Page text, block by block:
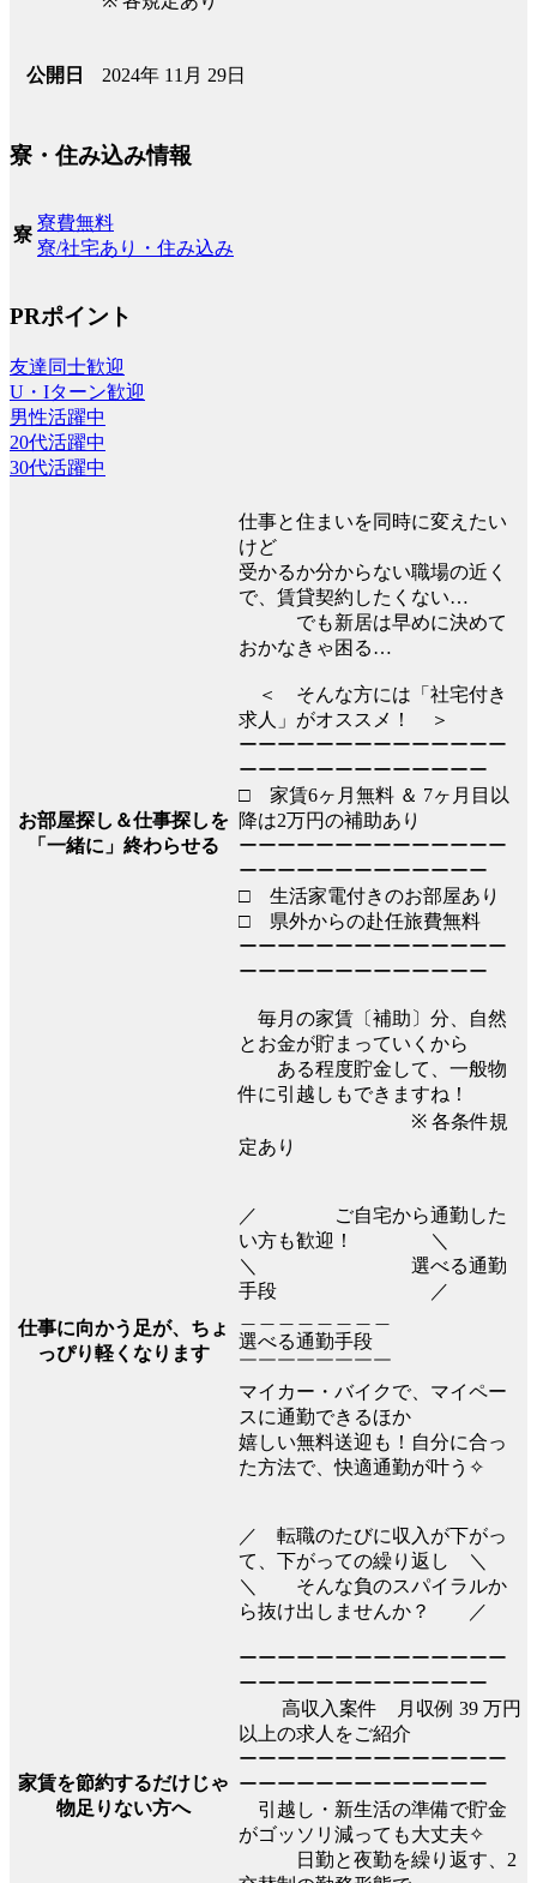
公開日 2024年 11月 29日
寮・住み込み情報
寮
寮費無料
寮/社宅あり・住み込み
PRポイント
友達同士歓迎
U・Iターン歓迎
男性活躍中
20代活躍中
30代活躍中
お部屋探し＆仕事探しを
「一緒に」終わらせる
仕事と住まいを同時に変えたい
けど
受かるか分からない職場の近く
で、賃貸契約したくない…
でも新居は早めに決めて
おかなきゃ困る…
＜ そんな方には「社宅付き
求人」がオススメ！ ＞
ーーーーーーーーーーーーーー
ーーーーーーーーーーーーー
□ 家賃6ヶ月無料 ＆ 7ヶ月目以
降は2万円の補助あり
ーーーーーーーーーーーーーー
ーーーーーーーーーーーーー
□ 生活家電付きのお部屋あり
□ 県外からの赴任旅費無料
ーーーーーーーーーーーーーー
ーーーーーーーーーーーーー
毎月の家賃〔補助〕分、自然
とお金が貯まっていくから
ある程度貯金して、一般物
件に引越しもできますね！
※ 各条件規
定あり
仕事に向かう足が、ちょ
っぴり軽くなります
／ ご自宅から通勤した
い方も歓迎！ ＼
＼ 選べる通勤
手段 ／
選べる通勤手段
￣￣￣￣￣￣￣￣
マイカー・バイクで、マイペー
スに通勤できるほか
嬉しい無料送迎も！自分に合っ
た方法で、快適通勤が叶う✧
家賃を節約するだけじゃ
物足りない方へ
／ 転職のたびに収入が下がっ
て、下がっての繰り返し ＼
＼ そんな負のスパイラルか
ら抜け出しませんか？ ／
ーーーーーーーーーーーーーー
ーーーーーーーーーーーーー
高収入案件 月収例 39 万円
以上の求人をご紹介
ーーーーーーーーーーーーーー
ーーーーーーーーーーーーー
引越し・新生活の準備で貯金
がゴッソリ減っても大丈夫✧
日勤と夜勤を繰り返す、2